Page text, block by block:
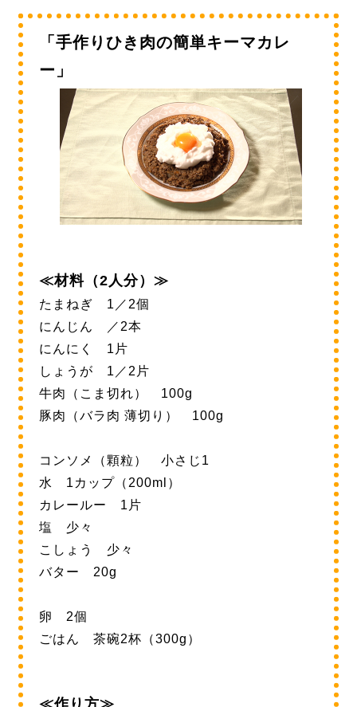
「手作りひき肉の簡単キーマカレ
ー」
≪材料（2人分）≫
たまねぎ 1／2個
にんじん ／2本
にんにく 1片
しょうが 1／2片
牛肉（こま切れ） 100g
豚肉（バラ肉 薄切り） 100g
コンソメ（顆粒） 小さじ1
水 1カップ（200ml）
カレールー 1片
塩 少々
こしょう 少々
バター 20g
卵 2個
ごはん 茶碗2杯（300g）
≪作り方≫